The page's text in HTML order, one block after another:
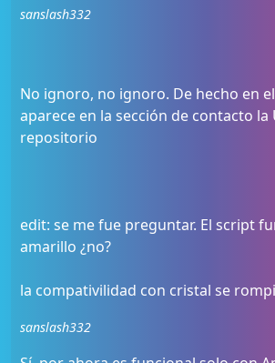
sanslash332
No ignoro, no ignoro. De hecho en
aparece en la sección de contacto la
repositorio
edit: se me fue preguntar. El script
amarillo ¿no?
la compativilidad con cristal se
sanslash332